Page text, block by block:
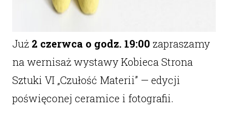
Już 2 czerwca o godz. 19:00 zapraszamy
na wernisaż wystawy Kobieca Strona
Sztuki VI „Czułość Materii” — edycji
poświęconej ceramice i fotografii.